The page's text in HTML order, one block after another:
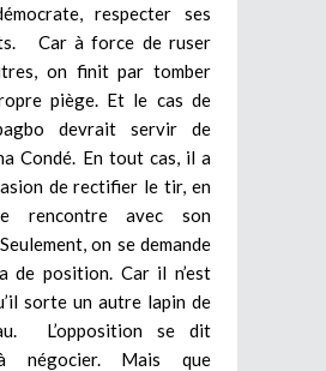
respecter ses
Car à force de ruser
on finit par tomber
piège. Et le cas de
devrait servir de
Condé. En tout cas, il a
de rectifier le tir, en
rencontre avec son
on se demande
de position. Car il n’est
sorte un autre lapin de
L’opposition se dit
négocier. Mais que